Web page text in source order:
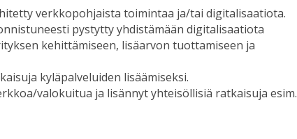
verkkopohjaista toimintaa ja/tai digitalisaatiota.
pystytty yhdistämään digitalisaatiota
kehittämiseen, lisäarvon tuottamiseen ja
kyläpalveluiden lisäämiseksi.
valokuitua ja lisännyt yhteisöllisiä ratkaisuja esim.